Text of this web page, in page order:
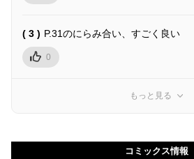
( 3 ) P.31のにらみ合い、すごく良い
0
もっと見る
コミックス情報